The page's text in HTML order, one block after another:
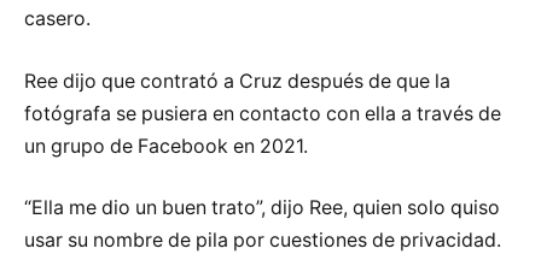
casero.
Ree dijo que contrató a Cruz después de que la
fotógrafa se pusiera en contacto con ella a través de
un grupo de Facebook en 2021.
“Ella me dio un buen trato”, dijo Ree, quien solo quiso
usar su nombre de pila por cuestiones de privacidad.